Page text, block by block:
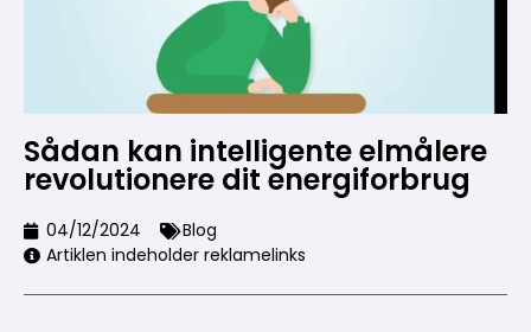
Sådan kan intelligente elmålere
revolutionere dit energiforbrug
04/12/2024
Blog
Artiklen indeholder reklamelinks